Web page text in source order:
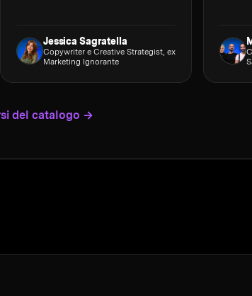
Jessica Sagratella
Copywriter e Creative Strategist, ex
Marketing Ignorante
del catalogo →